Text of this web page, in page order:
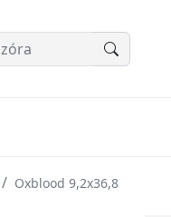
Oxblood 9,2x36,8